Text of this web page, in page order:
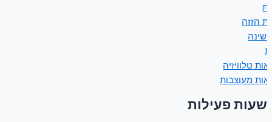
הזזה
שינה
טלוויזיה
מעוצבות
שעות פעילות